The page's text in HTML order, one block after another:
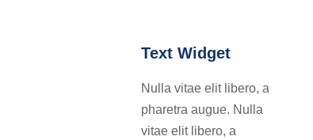
Text Widget
Nulla vitae elit libero, a
pharetra augue. Nulla
vitae elit libero, a